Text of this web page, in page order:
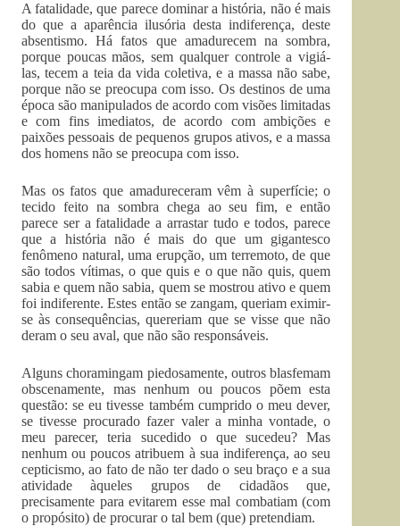
A fatalidade, que parece dominar a história, não é mais
do que a aparência ilusória desta indiferença, deste
absentismo. Há fatos que amadurecem na sombra,
porque poucas mãos, sem qualquer controle a vigiá-
las, tecem a teia da vida coletiva, e a massa não sabe,
porque não se preocupa com isso. Os destinos de uma
época são manipulados de acordo com visões limitadas
e com fins imediatos, de acordo com ambições e
paixões pessoais de pequenos grupos ativos, e a massa
dos homens não se preocupa com isso.
Mas os fatos que amadureceram vêm à superfície; o
tecido feito na sombra chega ao seu fim, e então
parece ser a fatalidade a arrastar tudo e todos, parece
que a história não é mais do que um gigantesco
fenômeno natural, uma erupção, um terremoto, de que
são todos vítimas, o que quis e o que não quis, quem
sabia e quem não sabia, quem se mostrou ativo e quem
foi indiferente. Estes então se zangam, queriam eximir-
se às consequências, quereriam que se visse que não
deram o seu aval, que não são responsáveis.
Alguns choramingam piedosamente, outros blasfemam
obscenamente, mas nenhum ou poucos põem esta
questão: se eu tivesse também cumprido o meu dever,
se tivesse procurado fazer valer a minha vontade, o
meu parecer, teria sucedido o que sucedeu? Mas
nenhum ou poucos atribuem à sua indiferença, ao seu
cepticismo, ao fato de não ter dado o seu braço e a sua
atividade àqueles grupos de cidadãos que,
precisamente para evitarem esse mal combatiam (com
o propósito) de procurar o tal bem (que) pretendiam.